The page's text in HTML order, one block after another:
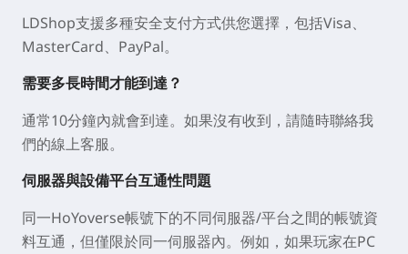
LDShop支援多種安全支付方式供您選擇，包括Visa、
MasterCard、PayPal。
需要多長時間才能到達？
通常10分鐘內就會到達。如果沒有收到，請隨時聯絡我
們的線上客服。
伺服器與設備平台互通性問題
同一HoYoverse帳號下的不同伺服器/平台之間的帳號資
料互通，但僅限於同一伺服器內。例如，如果玩家在PC